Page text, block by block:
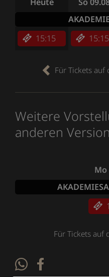
15:15 15:15
Für Tickets auf
Weitere
anderen
Mo
Für Tickets auf